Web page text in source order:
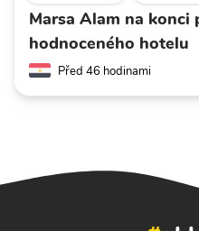
Marsa Alam na
hodnoceného hotelu
Před 46 hodinami